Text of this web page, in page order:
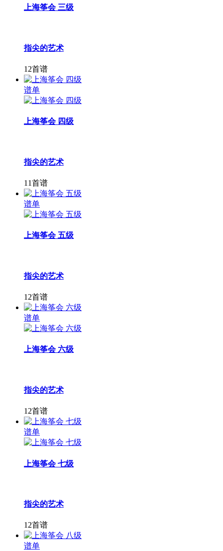
上海筝会 三级
指尖的艺术
12首谱
谱单
上海筝会 四级
指尖的艺术
11首谱
谱单
上海筝会 五级
指尖的艺术
12首谱
谱单
上海筝会 六级
指尖的艺术
12首谱
谱单
上海筝会 七级
指尖的艺术
12首谱
谱单